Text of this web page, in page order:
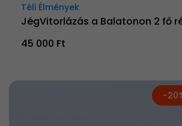
Téli Élmények
JégVitorlázás a Balatonon 2 fő
45 000 Ft
-